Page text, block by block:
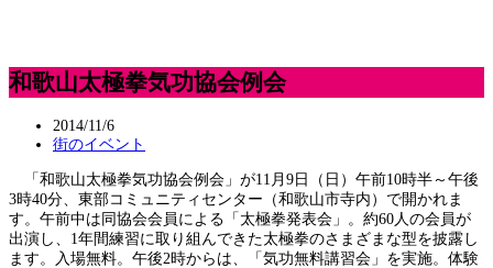
和歌山太極拳気功協会例会
2014/11/6
街のイベント
「和歌山太極拳気功協会例会」が11月9日（日）午前10時半～午後
3時40分、東部コミュニティセンター（和歌山市寺内）で開かれま
す。午前中は同協会会員による「太極拳発表会」。約60人の会員が
出演し、1年間練習に取り組んできた太極拳のさまざまな型を披露し
ます。入場無料。午後2時からは、「気功無料講習会」を実施。体験